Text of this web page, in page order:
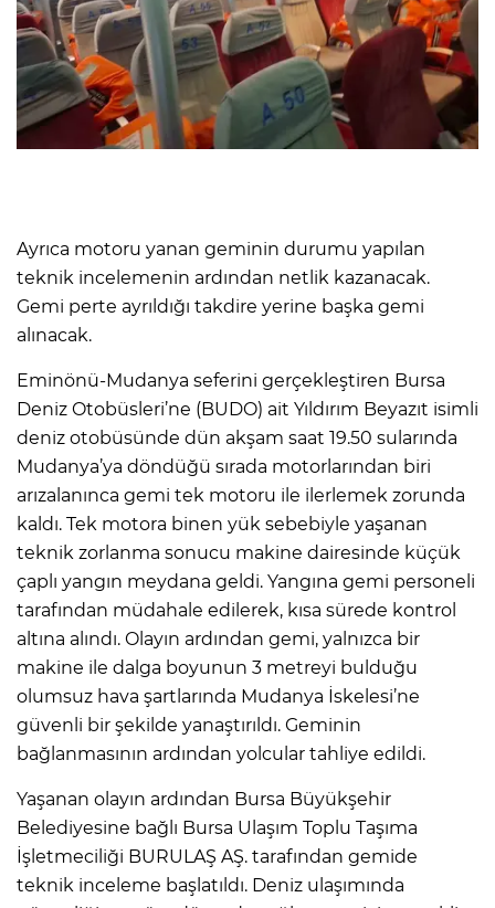
Ayrıca motoru yanan geminin durumu yapılan
teknik incelemenin ardından netlik kazanacak.
Gemi perte ayrıldığı takdire yerine başka gemi
alınacak.
Eminönü-Mudanya seferini gerçekleştiren Bursa
Deniz Otobüsleri’ne (BUDO) ait Yıldırım Beyazıt isimli
deniz otobüsünde dün akşam saat 19.50 sularında
Mudanya’ya döndüğü sırada motorlarından biri
arızalanınca gemi tek motoru ile ilerlemek zorunda
kaldı. Tek motora binen yük sebebiyle yaşanan
teknik zorlanma sonucu makine dairesinde küçük
çaplı yangın meydana geldi. Yangına gemi personeli
tarafından müdahale edilerek, kısa sürede kontrol
altına alındı. Olayın ardından gemi, yalnızca bir
makine ile dalga boyunun 3 metreyi bulduğu
olumsuz hava şartlarında Mudanya İskelesi’ne
güvenli bir şekilde yanaştırıldı. Geminin
bağlanmasının ardından yolcular tahliye edildi.
Yaşanan olayın ardından Bursa Büyükşehir
Belediyesine bağlı Bursa Ulaşım Toplu Taşıma
İşletmeciliği BURULAŞ AŞ. tarafından gemide
teknik inceleme başlatıldı. Deniz ulaşımında